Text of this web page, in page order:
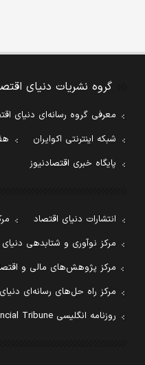
گروه نشریات دنیای
معرفی گروه رسانه‌ای دنیای
شبکه اینترنتی اکوایران
پایگاه خبری اقتصادنیوز
انتشارات دنیای اقتصاد
مرکز نوآوری و شتابدهی دنیای
مرکز پژوهش‌های مالی و
مرکز راه حل‌های رسانه‌ای
روزنامه انگلیسی Financial Tribune